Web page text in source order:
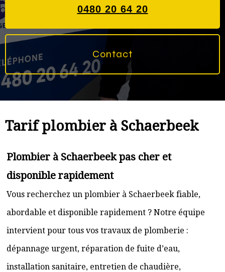
0480 20 64 20
Contact
Tarif plombier à Schaerbeek
Plombier à Schaerbeek pas cher et
disponible rapidement
Vous recherchez un plombier à Schaerbeek fiable,
abordable et disponible rapidement ? Notre équipe
intervient pour tous vos travaux de plomberie :
dépannage urgent, réparation de fuite d’eau,
installation sanitaire, entretien de chaudière,